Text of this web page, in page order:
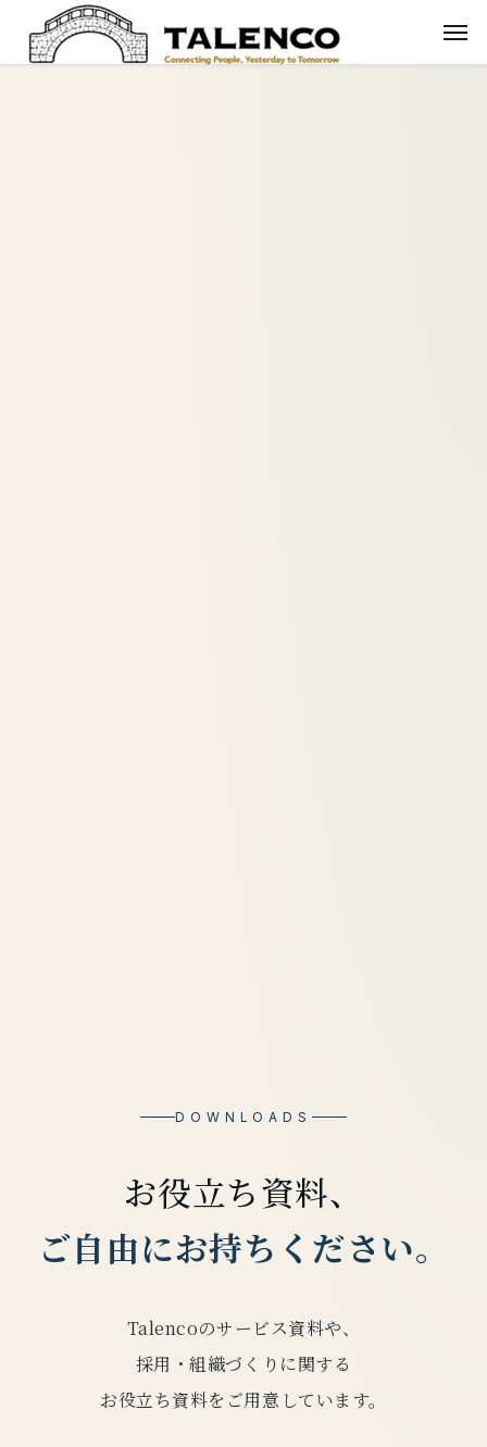
DOWNLOADS
お役立ち資料、
ご自由にお持ちください。
Talencoのサービス資料や、
採用・組織づくりに関する
お役立ち資料をご用意しています。